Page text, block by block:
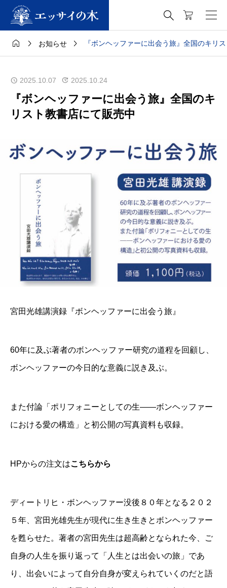

  お知らせ  『ボンヘッファーに出会う旅』全国のキリ
2025.10.07 2025.10.24
『ボンヘッファーに出会う旅』全国のキ
リスト教書店にて販売中
宮田光雄講演録『ボンヘッファーに出会う旅』
60年に及ぶ著者のボンヘッファー研究の道程を回顧し、
ボンヘッファーの今日的な意義に説き及ぶ。
また付論「ポリフォニーとしての生――ボンヘッファー
における愛の構造」と初公開の写真資料も収録。
HPからの注文はこちらから
ディートリヒ・ボンヘッファー没後８０年となる２０２
５年、宮田光雄先生が現代に生き生きとボンヘッファー
を甦らせた。著者の宮田先生は超高齢となられた今、ご
自身の人生を振り返って「人生とは出会いの旅」であ
り、出会いによって自分自身が変えられていくのだと語